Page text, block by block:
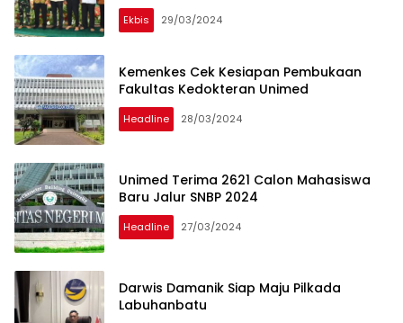
Ekbis 29/03/2024
Kemenkes Cek Kesiapan Pembukaan
Fakultas Kedokteran Unimed
Headline 28/03/2024
Unimed Terima 2621 Calon Mahasiswa
Baru Jalur SNBP 2024
Headline 27/03/2024
Darwis Damanik Siap Maju Pilkada
Labuhanbatu